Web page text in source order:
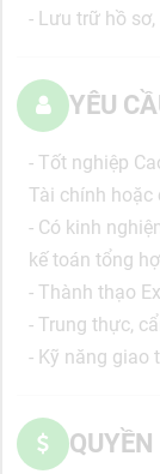
- Lưu trữ hồ
YÊU
- Tốt nghiệp
Tài chính hoặc
- Có kinh
kế toán tổng
- Thành thạo
- Trung thực,
- Kỹ năng giao